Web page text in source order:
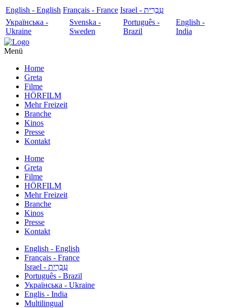
English - English Français - France
עִבְרִית - Israel
Українська -
Ukraine
Svenska -
Sweden
Português -
Brazil
English -
India
Menü
Home
Greta
Filme
HÖRFILM
Mehr Freizeit
Branche
Kinos
Presse
Kontakt
Home
Greta
Filme
HÖRFILM
Mehr Freizeit
Branche
Kinos
Presse
Kontakt
English - English
Français - France
עִבְרִית - Israel
Português - Brazil
Українська - Ukraine
Englis - India
Multilingual